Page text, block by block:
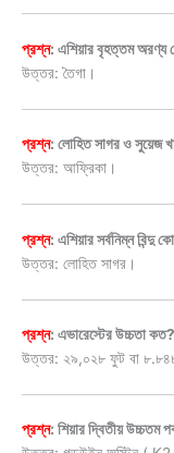
প্রশ্ন: এশিয়ার বৃহত্তম অরণ্য
উত্তর: তৈগা।
প্রশ্ন: লোহিত সাগর ও সুয়েজ
উত্তর: আফ্রিকা।
প্রশ্ন: এশিয়ার সর্বনিম্ন বিন্দু
উত্তর: লোহিত সাগর।
প্রশ্ন: এভারেস্টের উচ্চতা কত?
উত্তর: ২৯,০২৮ ফুট বা ৮.৮৪৮
প্রশ্ন: শিয়ার দ্বিতীয় উচ্চতম